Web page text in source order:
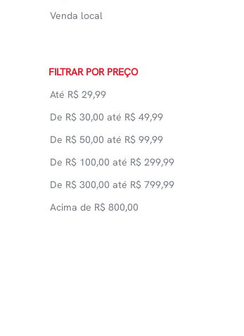
Venda local
FILTRAR POR PREÇO
Até R$ 29,99
De R$ 30,00 até R$ 49,99
De R$ 50,00 até R$ 99,99
De R$ 100,00 até R$ 299,99
De R$ 300,00 até R$ 799,99
Acima de R$ 800,00